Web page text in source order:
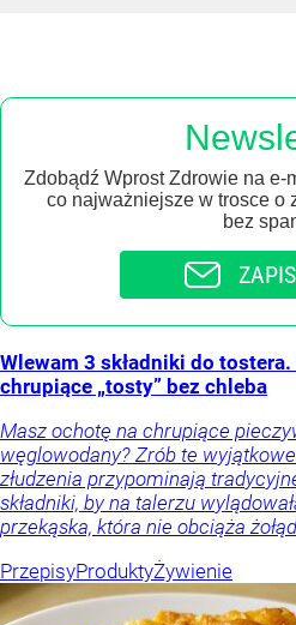
Zdobądź Wprost Zdrowie na e-
co najważniejsze w trosce o
bez
Wlewam 3 składniki do
chrupiące „tosty” bez chleba
Masz ochotę na chrupiące
węglowodany? Zrób te
złudzenia przypominają
składniki, by na talerzu
przekąska, która nie obciąża
PrzepisyProduktyŻywienie